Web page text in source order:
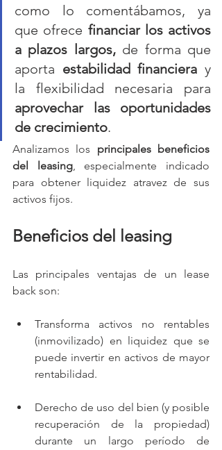
como lo comentábamos, ya
que ofrece financiar los activos
a plazos largos, de forma que
aporta estabilidad financiera y
aprovechar las oportunidades
de crecimiento.
Analizamos los principales beneficios
del leasing, especialmente indicado
para obtener liquidez atravez de sus
activos fijos.
Beneficios del leasing
Las principales ventajas de un lease
back son:
Transforma activos no rentables
(inmovilizado) en liquidez que se
puede invertir en activos de mayor
rentabilidad.
Derecho de uso del bien (y posible
recuperación de la propiedad)
durante un largo período de